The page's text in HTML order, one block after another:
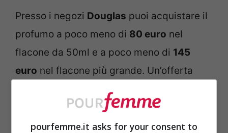
Presso i negozi Douglas puoi acquistare il
profumo a poco meno di 80 euro nel
flacone da 50ml e a poco meno di 145
euro nel flacone più grande. Un’offerta
circa il 30% di sconto per l’acquisto del
profumo da uomo!
pourfemme.it asks for your consent to